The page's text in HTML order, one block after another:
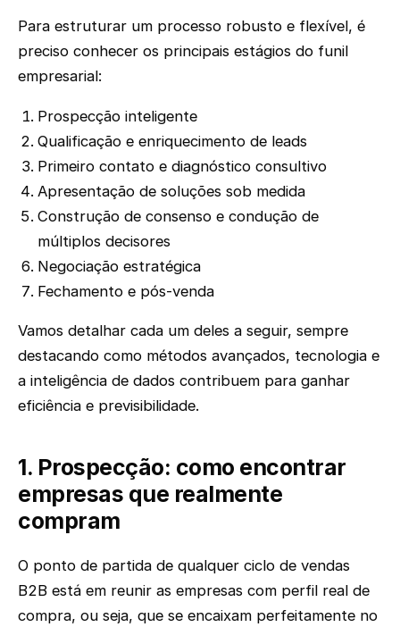
Para estruturar um processo robusto e flexível, é
preciso conhecer os principais estágios do funil
empresarial:
Prospecção inteligente
Qualificação e enriquecimento de leads
Primeiro contato e diagnóstico consultivo
Apresentação de soluções sob medida
Construção de consenso e condução de
múltiplos decisores
Negociação estratégica
Fechamento e pós-venda
Vamos detalhar cada um deles a seguir, sempre
destacando como métodos avançados, tecnologia e
a inteligência de dados contribuem para ganhar
eficiência e previsibilidade.
1. Prospecção: como encontrar
empresas que realmente
compram
O ponto de partida de qualquer ciclo de vendas
B2B está em reunir as empresas com perfil real de
compra, ou seja, que se encaixam perfeitamente no